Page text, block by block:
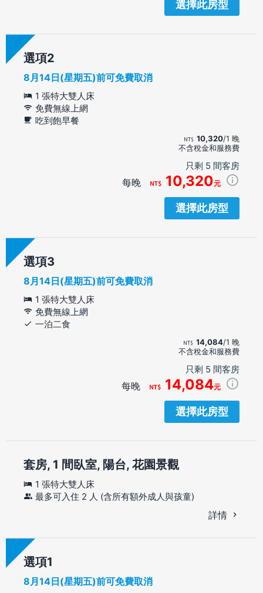
選擇此房型
選項
8月14日(星期五)前可免費取消
1 張特大雙人床
免費無線上網
吃到飽早餐
10,320/1 晚
不含稅金和服務費
只剩 5 間客房
每晚 10,320元
選擇此房型
選項
8月14日(星期五)前可免費取消
1 張特大雙人床
免費無線上網
一泊二食
14,084/1 晚
不含稅金和服務費
只剩 5 間客房
每晚 14,084元
選擇此房型
套房, 1 間臥室, 陽台, 花園景觀
1 張特大雙人床
最多可入住 2 人 (含所有額外成人與孩童)
詳情
選項
8月14日(星期五)前可免費取消